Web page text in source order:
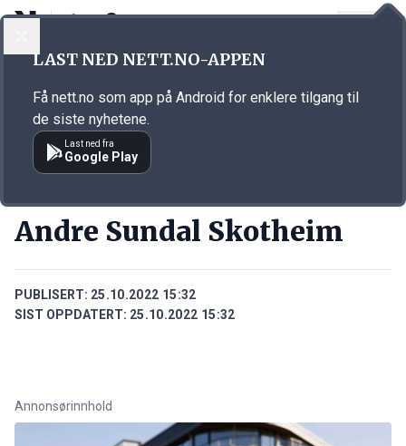
Annonsørinnhold
Andre Sundal Skotheim
PUBLISERT: 25.10.2022 15:32
SIST OPPDATERT: 25.10.2022 15:32
Annonsørinnhold
LAST NED NETT.NO-APPEN
Få nett.no som app på Android for enklere tilgang til
de siste nyhetene.
Last ned fra
Google Play